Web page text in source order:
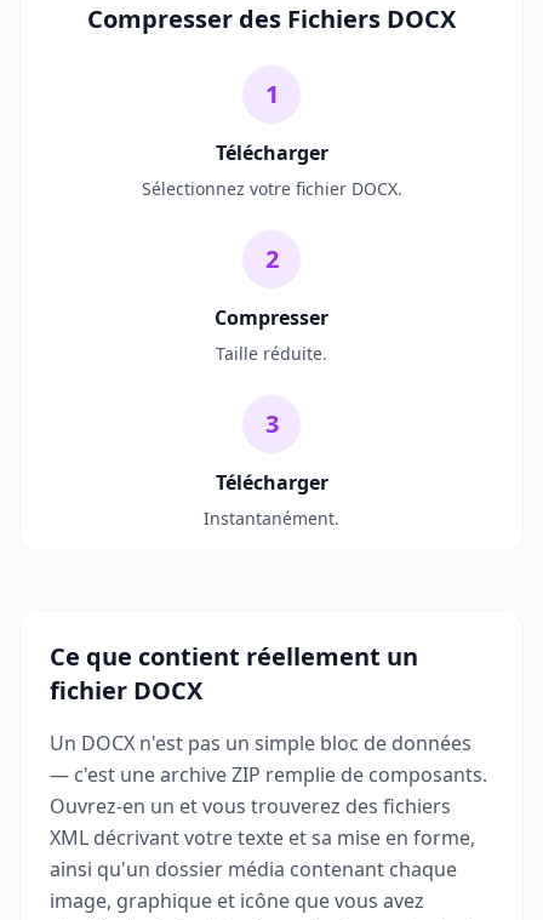
Compresser des Fichiers DOCX
1
Télécharger
Sélectionnez votre fichier DOCX.
2
Compresser
Taille réduite.
3
Télécharger
Instantanément.
Ce que contient réellement un
fichier DOCX
Un DOCX n'est pas un simple bloc de données
— c'est une archive ZIP remplie de composants.
Ouvrez-en un et vous trouverez des fichiers
XML décrivant votre texte et sa mise en forme,
ainsi qu'un dossier média contenant chaque
image, graphique et icône que vous avez